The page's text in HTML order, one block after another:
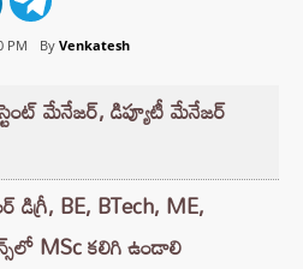
PM By Venkatesh
మేనేజర్, డిప్యూటీ మేనేజర్
డిగ్రీ, BE, BTech, ME,
MSc కలిగి ఉండాలి